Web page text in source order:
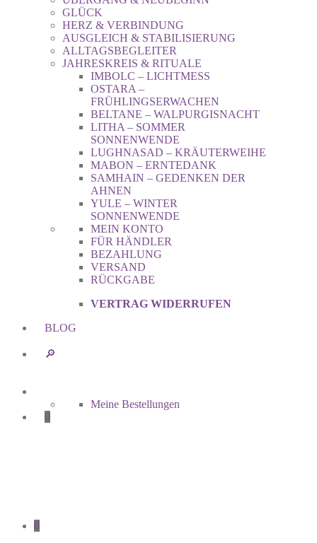
GLÜCK
HERZ & VERBINDUNG
AUSGLEICH & STABILISIERUNG
ALLTAGSBEGLEITER
JAHRESKREIS & RITUALE
IMBOLC – LICHTMESS
OSTARA –
FRÜHLINGSERWACHEN
BELTANE – WALPURGISNACHT
LITHA – SOMMER
SONNENWENDE
LUGHNASAD – KRÄUTERWEIHE
MABON – ERNTEDANK
SAMHAIN – GEDENKEN DER
AHNEN
YULE – WINTER
SONNENWENDE
MEIN KONTO
FÜR HÄNDLER
BEZAHLUNG
VERSAND
RÜCKGABE
VERTRAG WIDERRUFEN
BLOG
🔎︎
Meine Bestellungen
0
0